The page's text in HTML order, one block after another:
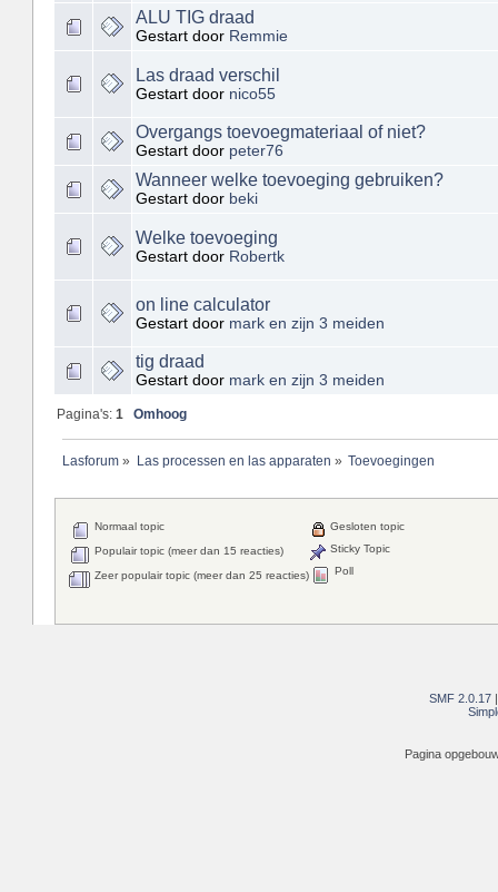
ALU TIG draad
Gestart door Remmie
Las draad verschil
Gestart door nico55
Overgangs toevoegmateriaal of niet?
Gestart door peter76
Wanneer welke toevoeging gebruiken?
Gestart door beki
Welke toevoeging
Gestart door Robertk
on line calculator
Gestart door mark en zijn 3 meiden
tig draad
Gestart door mark en zijn 3 meiden
Pagina's:1 Omhoog
Lasforum» Las processen en las apparaten » Toevoegingen
Normaal topic
Populair topic (meer dan 15 reacties)
Zeer populair topic (meer dan 25 reacties)
Gesloten topic
Sticky Topic
Poll
SMF 2.0.17
Pagina